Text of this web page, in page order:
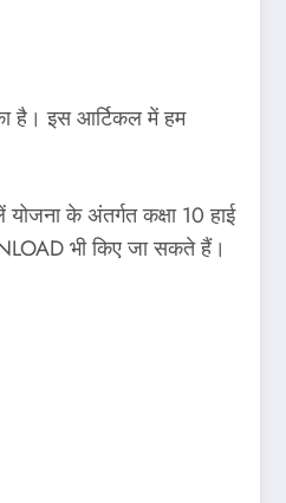
है। इस आर्टिकल में हम
के अंतर्गत कक्षा 10 हाई
भी किए जा सकते हैं।